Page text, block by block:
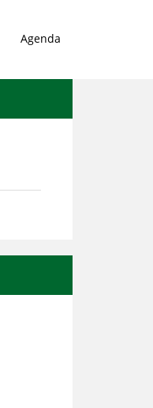
Agenda